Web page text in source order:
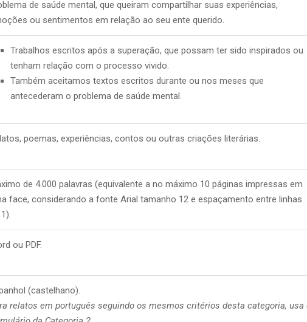
de saúde mental, que queiram compartilhar suas experiências,
ou sentimentos em relação ao seu ente querido.
Trabalhos escritos após a superação, que possam ter sido inspirados ou
tenham relação com o processo vivido.
Também aceitamos textos escritos durante ou nos meses que
antecederam o problema de saúde mental.
poemas, experiências, contos ou outras criações literárias.
de 4.000 palavras (equivalente a no máximo 10 páginas impressas em
face, considerando a fonte Arial tamanho 12 e espaçamento entre linhas
ou PDF.
(castelhano).
relatos em português seguindo os mesmos critérios desta categoria, usa